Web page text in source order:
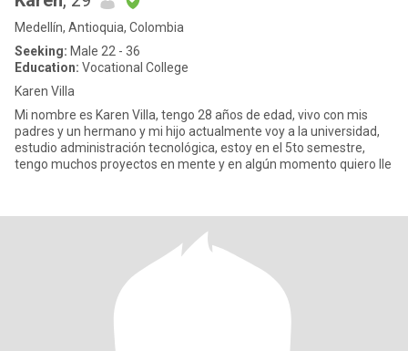
Medellín, Antioquia, Colombia
Seeking: Male 22 - 36
Education: Vocational College
Karen Villa
Mi nombre es Karen Villa, tengo 28 años de edad, vivo con mis
padres y un hermano y mi hijo actualmente voy a la universidad,
estudio administración tecnológica, estoy en el 5to semestre,
tengo muchos proyectos en mente y en algún momento quiero lle